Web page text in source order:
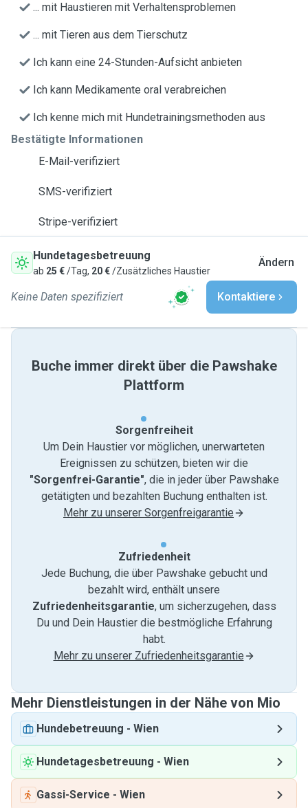
... mit Haustieren mit Verhaltensproblemen
... mit Tieren aus dem Tierschutz
Ich kann eine 24-Stunden-Aufsicht anbieten
Ich kann Medikamente oral verabreichen
Ich kenne mich mit Hundetrainingsmethoden aus
Bestätigte Informationen
E-Mail-verifiziert
SMS-verifiziert
Stripe-verifiziert
Hundetagesbetreuung
ab 25 €/Tag, 20 €/Zusätzliches Haustier
Ändern
Keine Daten spezifiziert Kontaktiere
Buche immer direkt über die Pawshake
Plattform
Sorgenfreiheit
Um Dein Haustier vor möglichen, unerwarteten
Ereignissen zu schützen, bieten wir die
"Sorgenfrei-Garantie", die in jeder über Pawshake
getätigten und bezahlten Buchung enthalten ist.
Mehr zu unserer Sorgenfreigarantie
Zufriedenheit
Jede Buchung, die über Pawshake gebucht und
bezahlt wird, enthält unsere
Zufriedenheitsgarantie, um sicherzugehen, dass
Du und Dein Haustier die bestmögliche Erfahrung
habt.
Mehr zu unserer Zufriedenheitsgarantie
Mehr Dienstleistungen in der Nähe von Mio
Hundebetreuung - Wien
Hundetagesbetreuung - Wien
Gassi-Service - Wien